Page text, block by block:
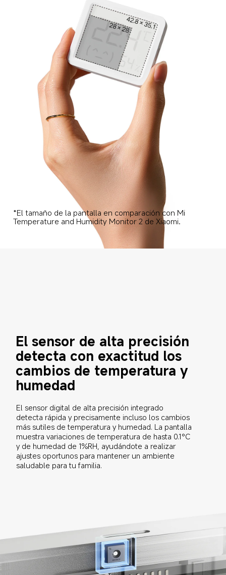
*El tamaño de la pantalla en comparación con Mi
Temperature and Humidity Monitor 2 de Xiaomi.
El sensor de alta precisión
detecta con exactitud los
cambios de temperatura y
humedad
El sensor digital de alta precisión integrado
detecta rápida y precisamente incluso los cambios
más sutiles de temperatura y humedad. La pantalla
muestra variaciones de temperatura de hasta 0.1°C
y de humedad de 1%RH, ayudándote a realizar
ajustes oportunos para mantener un ambiente
saludable para tu familia.